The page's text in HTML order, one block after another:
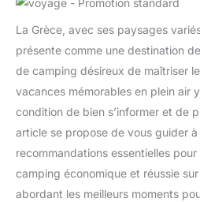
La Grèce, avec ses paysages
présente comme une destination
de camping désireux de maîtriser
vacances mémorables en plein air
condition de bien s’informer et de
article se propose de vous guider
recommandations essentielles
camping économique et réussie
abordant les meilleurs moments